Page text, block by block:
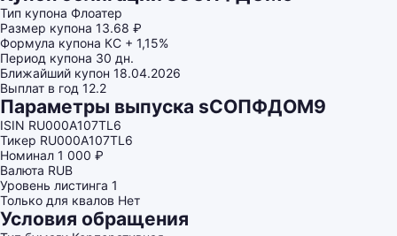
Тип купона Флоатер
Размер купона 13.68 ₽
Формула купона КС + 1,15%
Период купона 30 дн.
Ближайший купон 18.04.2026
Выплат в год 12.2
Параметры выпуска sСОПФДОМ9
ISIN RU000A107TL6
Тикер RU000A107TL6
Номинал 1 000 ₽
Валюта RUB
Уровень листинга 1
Только для квалов Нет
Условия обращения